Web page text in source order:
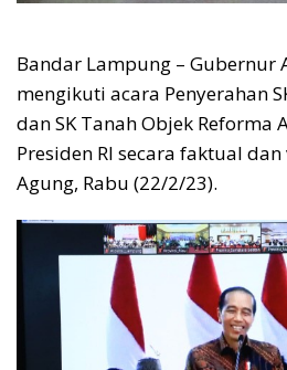
Bandar Lampung – Gubernur
mengikuti acara Penyerahan
dan SK Tanah Objek Reforma
Presiden RI secara faktual
Agung, Rabu (22/2/23).